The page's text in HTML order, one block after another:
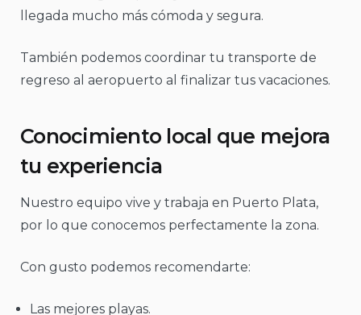
llegada mucho más cómoda y segura.
También podemos coordinar tu transporte de
regreso al aeropuerto al finalizar tus vacaciones.
Conocimiento local que mejora
tu experiencia
Nuestro equipo vive y trabaja en Puerto Plata,
por lo que conocemos perfectamente la zona.
Con gusto podemos recomendarte:
Las mejores playas.